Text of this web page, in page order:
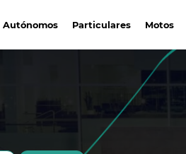
Autónomos Particulares Motos